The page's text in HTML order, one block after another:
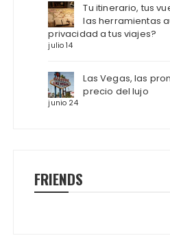
Tu itinerario, tus
las herramientas
privacidad a tus viajes?
julio 14
Las Vegas, las
precio del lujo
junio 24
FRIENDS